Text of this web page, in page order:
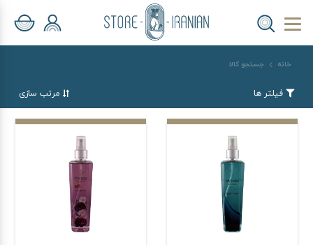
خانه جستجو کالا
فیلتر ها مرتب سازی